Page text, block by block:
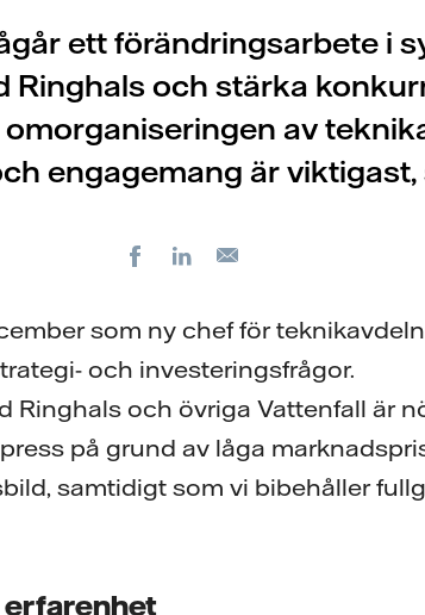
ett förändringsarbete i
Ringhals och stärka
av
engagemang är viktigast,
FacebookLinkedIn
som ny chef för
och investeringsfrågor.
Ringhals och övriga Vattenfall är
på grund av låga
samtidigt som vi bibehåller
erfarenhet